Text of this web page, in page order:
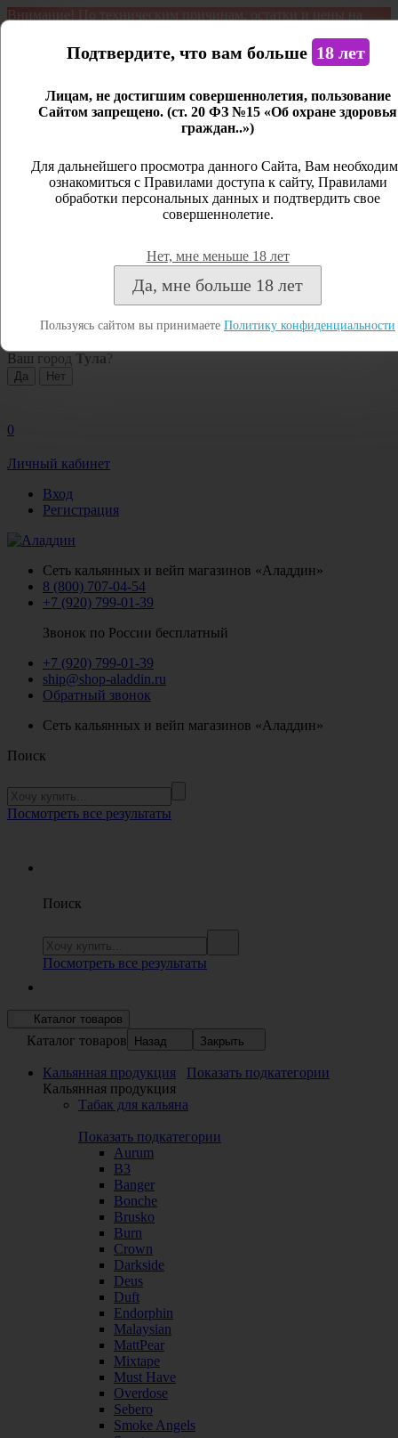
Внимание! По техническим причинам, остатки и цены на
является демонстрационным. Дистанционная продажа не
Открыть сайдбар
Личный кабинет
Закрыть
Посмотреть все результаты
Ваш город Тула ?
0
Личный кабинет
Вход
Регистрация
Сеть кальянных и вейп магазинов «Аладдин»
8 (800) 707-04-54
+7 (920) 799-01-39
Звонок по России бесплатный
+7 (920) 799-01-39
ship@shop-aladdin.ru
Обратный звонок
Сеть кальянных и вейп магазинов «Аладдин»
Поиск
Посмотреть все результаты
Поиск
Посмотреть все результаты
Каталог товаров
Каталог товаров Назад Закрыть
Кальянная продукция
Показать подкатегории
Кальянная продукция
Табак для кальяна
Показать подкатегории
Aurum
B3
Banger
Bonche
Brusko
Burn
Crown
Darkside
Deus
Duft
Endorphin
Malaysian
MattPear
Mixtape
Must Have
Overdose
Sebero
Smoke Angels
Подтвердите, что вам больше 18 лет
Лицам, не достигшим совершеннолетия, пользование
Сайтом запрещено. (ст. 20 ФЗ №15 «Об охране здоровья
граждан..»)
Для дальнейшего просмотра данного Сайта, Вам
ознакомиться с Правилами доступа к сайту, Правилами
обработки персональных данных и подтвердить свое
совершеннолетие.
Нет, мне меньше 18 лет
Да, мне больше 18 лет
Пользуясь сайтом вы принимаете Политику конфиденциальности